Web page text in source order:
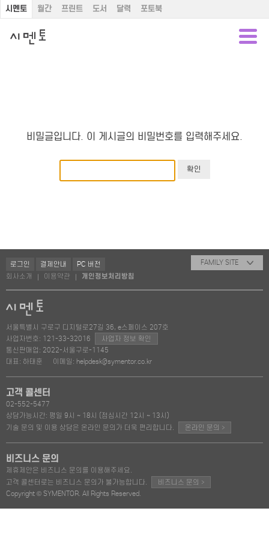
시멘토 월간 프린트 도서 달력 포토북
비밀글입니다. 이 게시글의 비밀번호를 입력해주세요.
로그인 결제안내
PC 버전
회사소개
이용약관 개인정보처리방침
FAMILY SITE
서울특별시 구로구 디지털로27길 36, e스페이스 207호
사업자번호: 121-33-32016
사업자 정보 확인
통신판매업: 2022-서울구로-1145
대표: 하태훈
이메일: helpdesk@symentor.co.kr
고객 콜센터
02-552-5477
상담가능시간: 평일 9시 ~ 18시 (점심시간 12시 ~ 13시)
기술 문의 및 이용 상담은 온라인 문의가 더욱 편리합니다.
온라인 문의 >
비즈니스 문의
제휴제안은 비즈니스 문의를 이용해주세요.
고객 콜센터로는 비즈니스 문의가 불가능합니다.
비즈니스 문의 >
Copyright © SYMENTOR. All Rights Reserved.